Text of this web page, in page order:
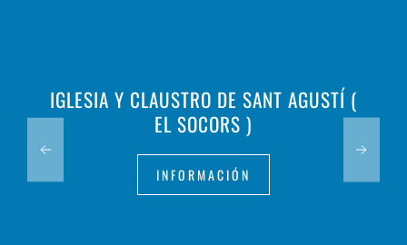
IGLESIA Y CLAUSTRO DE SANT AGUSTÍ (
EL SOCORS )
INFORMACIÓN